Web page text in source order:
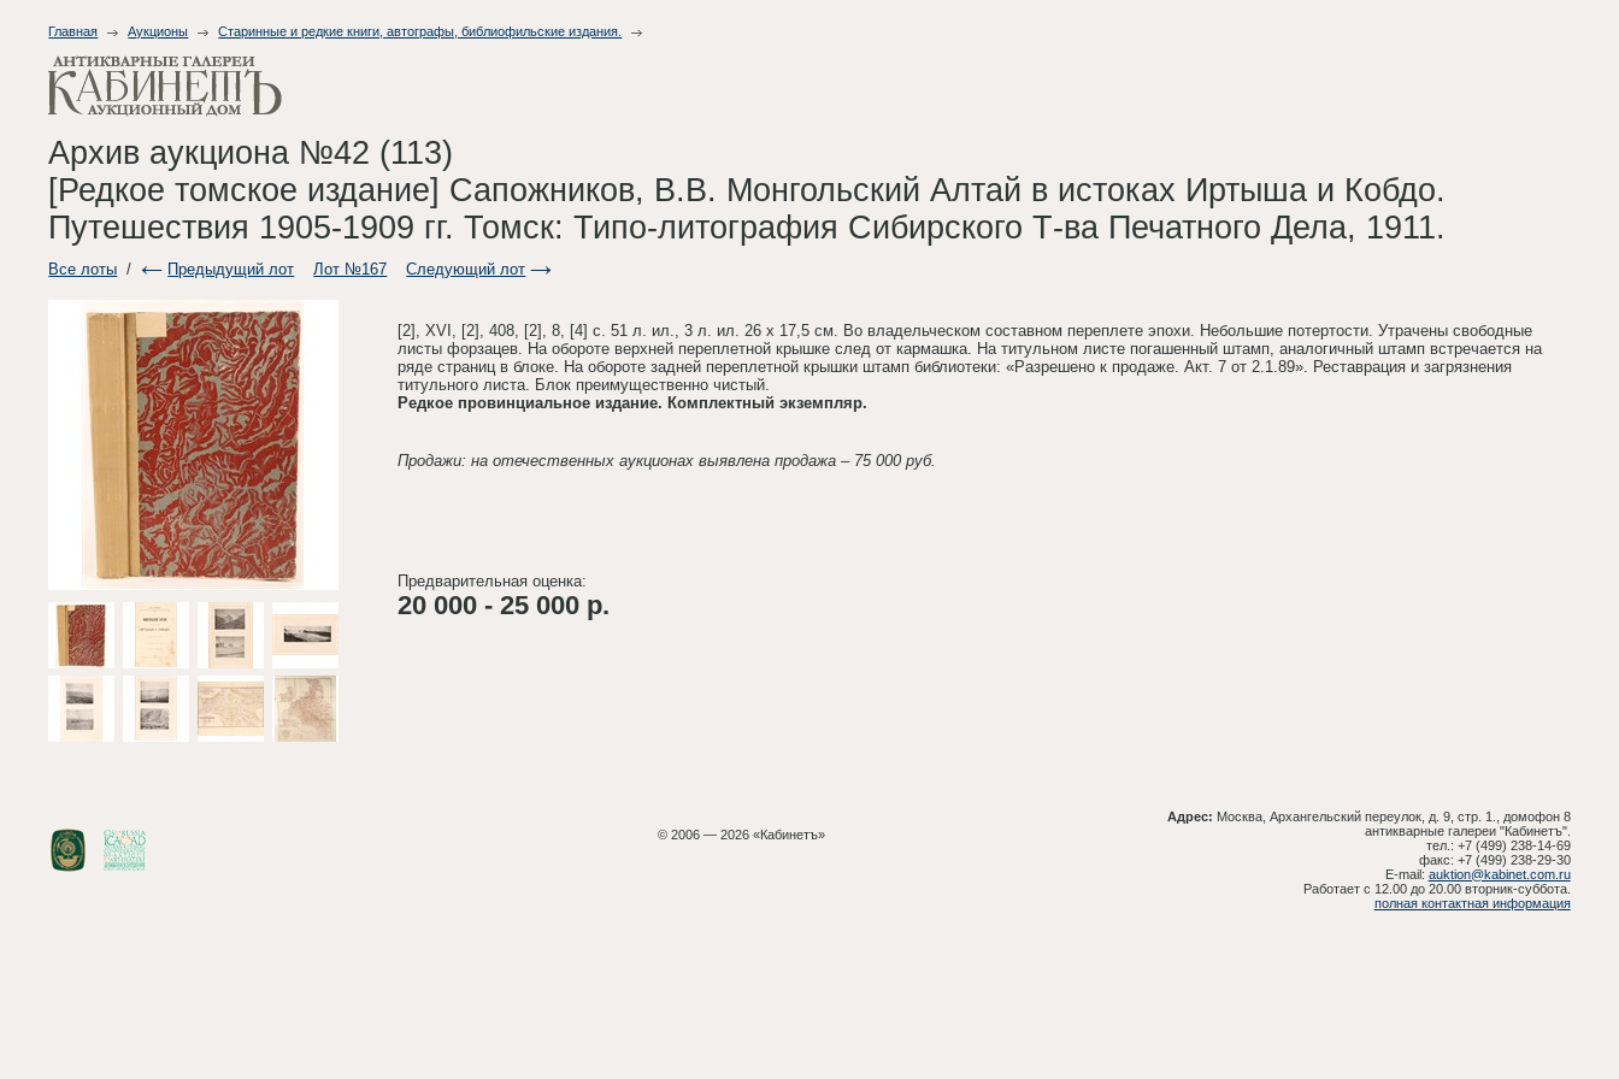
Главная Аукционы Старинные и редкие книги, автографы, библиофильские издания.
Архив аукциона №42 (113)
[Редкое томское издание] Сапожников, В.В. Монгольский Алтай в истоках Иртыша и Кобдо.
Путешествия 1905-1909 гг. Томск: Типо-литография Сибирского Т-ва Печатного Дела, 1911.
Все лоты / Предыдущий лот Лот №167 Следующий лот
[2], XVI, [2], 408, [2], 8, [4] с. 51 л. ил., 3 л. ил. 26 х 17,5 см. Во владельческом составном переплете эпохи. Небольшие потертости. Утрачены свободные
листы форзацев. На обороте верхней переплетной крышке след от кармашка. На титульном листе погашенный штамп, аналогичный штамп встречается на
ряде страниц в блоке. На обороте задней переплетной крышки штамп библиотеки: «Разрешено к продаже. Акт. 7 от 2.1.89». Реставрация и загрязнения
титульного листа. Блок преимущественно чистый.
Редкое провинциальное издание. Комплектный экземпляр.
Продажи: на отечественных аукционах выявлена продажа – 75 000 руб.
Предварительная оценка:
20 000 - 25 000 р.
Адрес: Москва, Архангельский переулок, д. 9, стр. 1., домофон 8
антикварные галереи "Кабинетъ".
тел.: +7 (499) 238-14-69
факс: +7 (499) 238-29-30
E-mail: auktion@kabinet.com.ru
Работает с 12.00 до 20.00 вторник-суббота.
полная контактная информация
© 2006 — 2026 «Кабинетъ»